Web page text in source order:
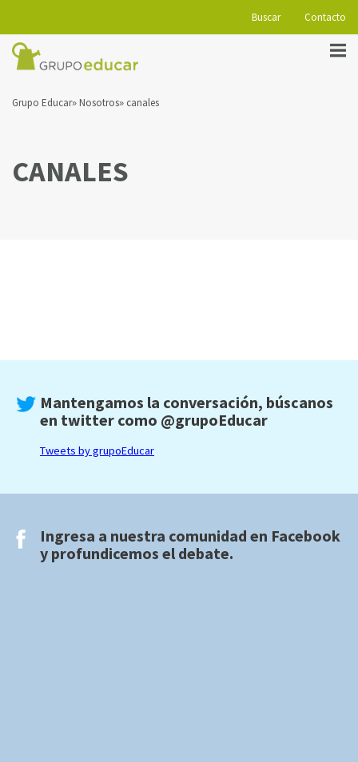
Buscar Contacto
Grupo Educar Nosotros canales
CANALES
Mantengamos la conversación, búscanos
en twitter como @grupoEducar
Tweets by grupoEducar
Ingresa a nuestra comunidad en Facebook
y profundicemos el debate.